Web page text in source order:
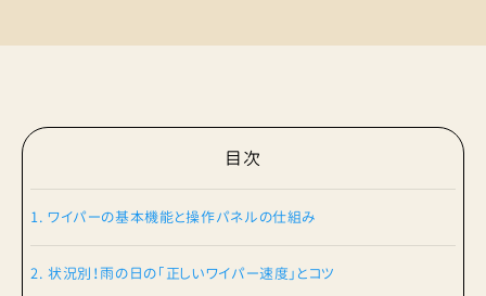
目次
1. ワイパーの基本機能と操作パネルの仕組み
2. 状況別！雨の日の「正しいワイパー速度」とコツ